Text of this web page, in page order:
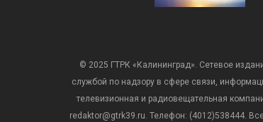
© 2025 ГТРК «Калининград». Сетевое
службой по надзору в сфере связи,
телевизионная и радиовещательная
redaktor@gtrk39.ru. Телефон: (4012)538444.